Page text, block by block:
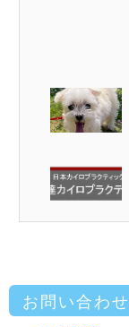
お問い合わせ